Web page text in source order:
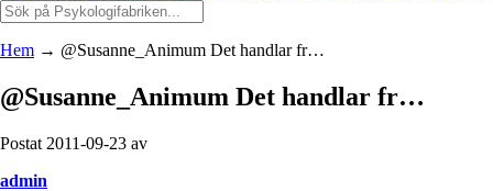
Hem → @Susanne_Animum Det handlar fr…
@Susanne_Animum Det handlar fr…
Postat 2011-09-23 av
admin